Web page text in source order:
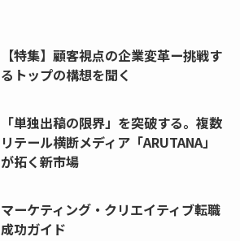
【特集】顧客視点の企業変革ー挑戦す
るトップの構想を聞く
「単独出稿の限界」を突破する。複数
リテール横断メディア「ARUTANA」
が拓く新市場
マーケティング・クリエイティブ転職
成功ガイド